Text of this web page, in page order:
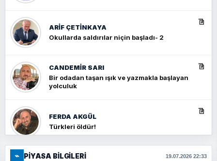
ARIF ÇETİNKAYA
Okullarda saldırılar niçin başladı- 2
CANDEMIR SARI
Bir odadan taşan ışık ve yazmakla başlayan
yolculuk
FERDA AKGÜL
Türkleri öldür!
FERHAT BÜYÜKKALKAN
⌁ PIYASA BILGILERI 19.07.2026 22:33